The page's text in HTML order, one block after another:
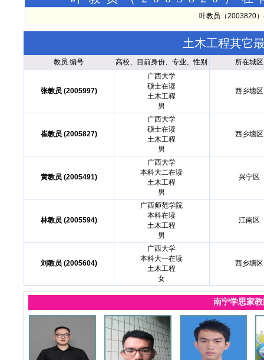
叶教员（2003820
土木工程其它
教员.编号 高校、目前身份、专业、性别 所在城区
张教员 (2005997)
广西大学
硕士在读
土木工程
男
西乡塘区
崔教员 (2005827)
广西大学
硕士在读
土木工程
男
西乡塘区
黄教员 (2005491)
广西大学
本科大二在读
土木工程
男
兴宁区
林教员 (2005594)
广西师范学院
本科在读
土木工程
男
江南区
刘教员 (2005604)
广西大学
本科大一在读
土木工程
女
西乡塘区
南宁学思家